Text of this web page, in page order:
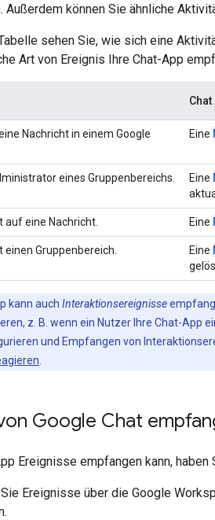
Außerdem können Sie ähnliche
sehen Sie, wie sich eine
Art von Ereignis Ihre Chat-App
Nachricht in einem Google
Eine
eines Gruppenbereichs. Eine
auf eine Nachricht. Eine
einen Gruppenbereich. Eine
kann auch Interaktionsereignisse
z. B. wenn ein Nutzer Ihre Chat-App
und Empfangen von
Google Chat
Ereignisse empfangen kann,
Ereignisse über die Google